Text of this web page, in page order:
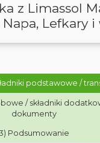
z Limassol
Lefkary i
podstawowe /
/ składniki
dokumenty
Podsumowanie